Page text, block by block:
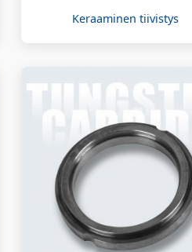
Keraaminen tiivistys